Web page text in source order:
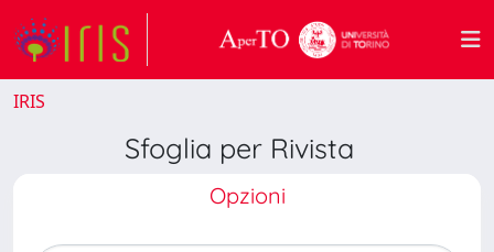
IRIS
Sfoglia per Rivista
Opzioni